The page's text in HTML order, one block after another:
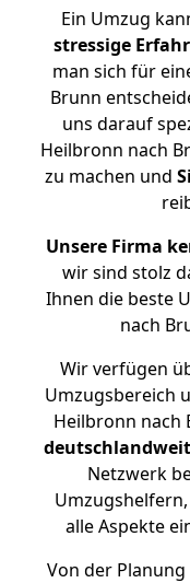
Ein Umzug
stressige
man sich für
Brunn
uns darauf
Heilbronn nach
zu machen und
Unsere Firma
wir sind stolz
Ihnen die beste
nach
Wir verfügen
Umzugsbereich
Heilbronn nach
Netzwerk
alle Aspekte
Von der